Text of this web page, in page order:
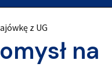
z UG
na